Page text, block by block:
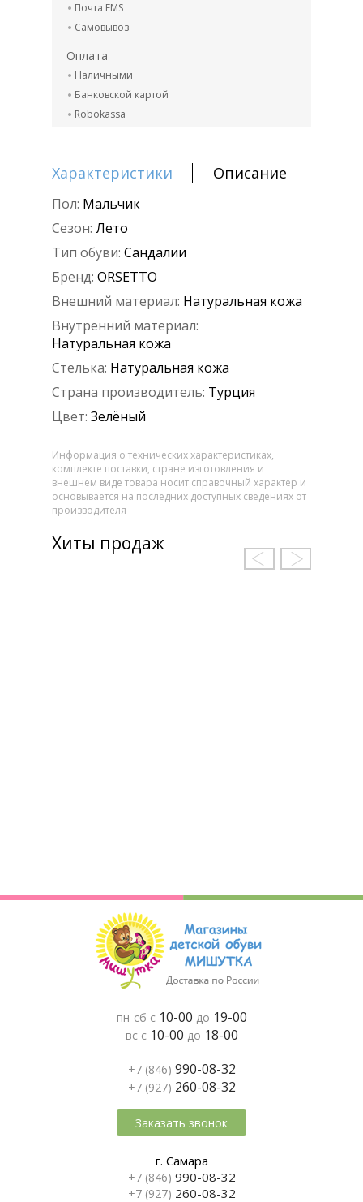
Почта EMS
Самовывоз
Оплата
Наличными
Банковской картой
Robokassa
Характеристики Описание
Пол: Мальчик
Сезон: Лето
Тип обуви: Сандалии
Бренд: ORSETTO
Внешний материал: Натуральная кожа
Внутренний материал:
Натуральная кожа
Стелька: Натуральная кожа
Страна производитель: Турция
Цвет: Зелёный
Информация о технических характеристиках,
комплекте поставки, стране изготовления и
внешнем виде товара носит справочный характер и
основывается на последних доступных сведениях от
производителя
Хиты продаж
пн-сб с 10-00 до 19-00
вс с 10-00 до 18-00
+7 (846) 990-08-32
+7 (927) 260-08-32
Заказать звонок
г. Самара
+7 (846) 990-08-32
+7 (927) 260-08-32